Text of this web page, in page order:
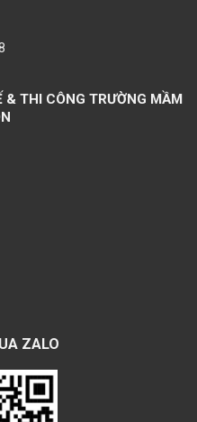
& THI CÔNG TRƯỜNG MẦM
ZALO